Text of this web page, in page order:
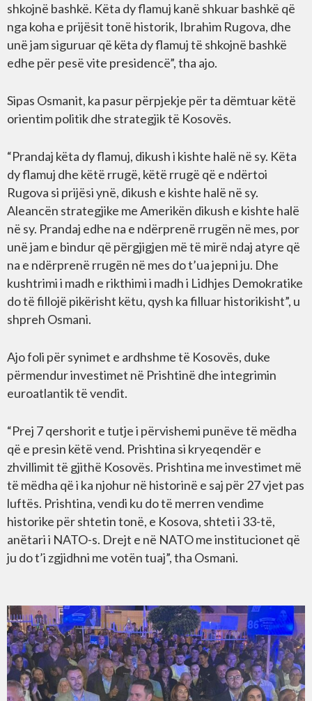
shkojnë bashkë. Këta dy flamuj kanë shkuar bashkë që
nga koha e prijësit tonë historik, Ibrahim Rugova, dhe
unë jam siguruar që këta dy flamuj të shkojnë bashkë
edhe për pesë vite presidencë”, tha ajo.
Sipas Osmanit, ka pasur përpjekje për ta dëmtuar këtë
orientim politik dhe strategjik të Kosovës.
“Prandaj këta dy flamuj, dikush i kishte halë në sy. Këta
dy flamuj dhe këtë rrugë, këtë rrugë që e ndërtoi
Rugova si prijësi ynë, dikush e kishte halë në sy.
Aleancën strategjike me Amerikën dikush e kishte halë
në sy. Prandaj edhe na e ndërprenë rrugën në mes, por
unë jam e bindur që përgjigjen më të mirë ndaj atyre që
na e ndërprenë rrugën në mes do t’ua jepni ju. Dhe
kushtrimi i madh e rikthimi i madh i Lidhjes Demokratike
do të fillojë pikërisht këtu, qysh ka filluar historikisht”, u
shpreh Osmani.
Ajo foli për synimet e ardhshme të Kosovës, duke
përmendur investimet në Prishtinë dhe integrimin
euroatlantik të vendit.
“Prej 7 qershorit e tutje i përvishemi punëve të mëdha
që e presin këtë vend. Prishtina si kryeqendër e
zhvillimit të gjithë Kosovës. Prishtina me investimet më
të mëdha që i ka njohur në historinë e saj për 27 vjet pas
luftës. Prishtina, vendi ku do të merren vendime
historike për shtetin tonë, e Kosova, shteti i 33-të,
anëtari i NATO-s. Drejt e në NATO me institucionet që
ju do t’i zgjidhni me votën tuaj”, tha Osmani.